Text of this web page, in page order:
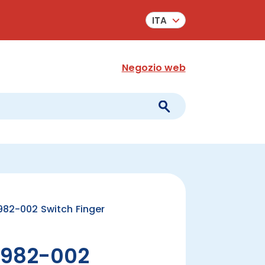
ITA
Negozio web
002 Switch Finger
002